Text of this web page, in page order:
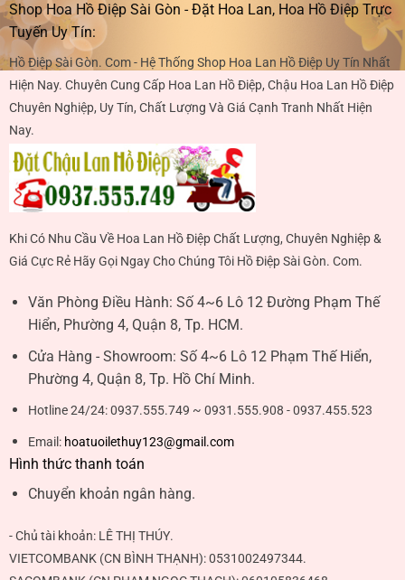
Shop Hoa Hồ Điệp Sài Gòn - Đặt Hoa Lan, Hoa Hồ Điệp Trực
Tuyến Uy Tín:
Hồ Điệp Sài Gòn. Com - Hệ Thống Shop Hoa Lan Hồ Điệp Uy Tín Nhất
Hiện Nay. Chuyên Cung Cấp Hoa Lan Hồ Điệp, Chậu Hoa Lan Hồ Điệp
Chuyên Nghiệp, Uy Tín, Chất Lượng Và Giá Cạnh Tranh Nhất Hiện
Nay.
Khi Có Nhu Cầu Về Hoa Lan Hồ Điệp Chất Lượng, Chuyên Nghiệp &
Giá Cực Rẻ Hãy Gọi Ngay Cho Chúng Tôi Hồ Điệp Sài Gòn. Com.
Văn Phòng Điều Hành: Số 4~6 Lô 12 Đường Phạm Thế
Hiển, Phường 4, Quận 8, Tp. HCM.
Cửa Hàng - Showroom: Số 4~6 Lô 12 Phạm Thế Hiển,
Phường 4, Quận 8, Tp. Hồ Chí Minh.
Hotline 24/24:0937.555.749 ~ 0931.555.908 - 0937.455.523
Email: hoatuoilethuy123@gmail.com
Hình thức thanh toán
Chuyển khoản ngân hàng.
- Chủ tài khoản: LÊ THỊ THÚY.
VIETCOMBANK (CN BÌNH THẠNH):0531002497344.